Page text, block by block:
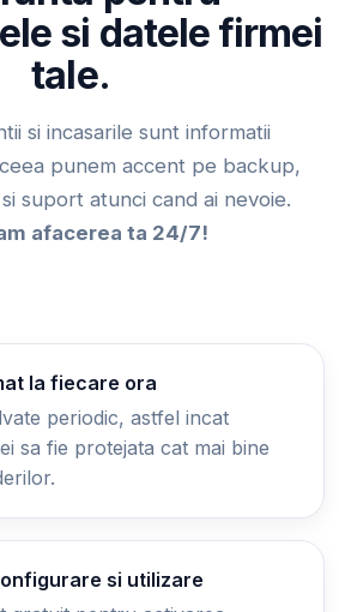
si datele firmei
tale.
si incasarile sunt informatii
punem accent pe backup,
suport atunci cand ai nevoie.
afacerea ta 24/7!
la fiecare ora
periodic, astfel incat
sa fie protejata cat mai bine
si utilizare